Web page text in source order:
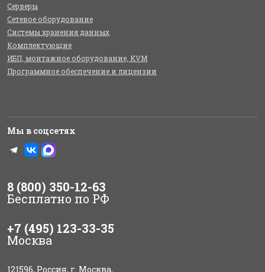
Серверы
Сетевое оборудование
Системы хранения данных
Комплектующие
ИБП, монтажное оборудование, KVM
Программное обеспечение и лицензии
Мы в соцсетях
8 (800) 350-12-63
Бесплатно по РФ
+7 (495) 123-33-35
Москва
121596, Россия, г. Москва,